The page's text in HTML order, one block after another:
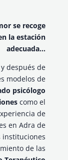
se recoge
la estación
adecuada…
después de
modelos de
psicólogo
como el
de
en Adra de
instituciones
de las